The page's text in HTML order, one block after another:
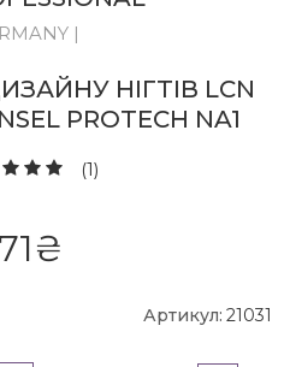
|
НІГТІВ LCN
PROTECH NA1
(1)
₴
Артикул: 21031